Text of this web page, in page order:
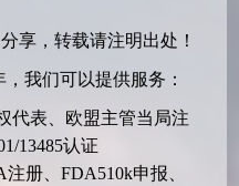
享，转载请注明出处！
我们可以提供服务：
代表、欧盟主管当局注
13485认证
册、FDA510k申报、